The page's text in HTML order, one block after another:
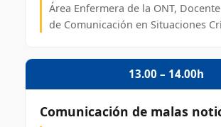
Área Enfermera de la ONT,
de Comunicación en Situaciones
13.00 – 14.00h
Comunicación de malas